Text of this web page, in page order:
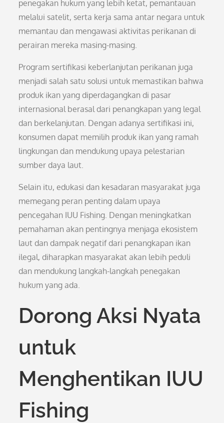
penegakan hukum yang lebih ketat, pemantauan
melalui satelit, serta kerja sama antar negara untuk
memantau dan mengawasi aktivitas perikanan di
perairan mereka masing-masing.
Program sertifikasi keberlanjutan perikanan juga
menjadi salah satu solusi untuk memastikan bahwa
produk ikan yang diperdagangkan di pasar
internasional berasal dari penangkapan yang legal
dan berkelanjutan. Dengan adanya sertifikasi ini,
konsumen dapat memilih produk ikan yang ramah
lingkungan dan mendukung upaya pelestarian
sumber daya laut.
Selain itu, edukasi dan kesadaran masyarakat juga
memegang peran penting dalam upaya
pencegahan IUU Fishing. Dengan meningkatkan
pemahaman akan pentingnya menjaga ekosistem
laut dan dampak negatif dari penangkapan ikan
ilegal, diharapkan masyarakat akan lebih peduli
dan mendukung langkah-langkah penegakan
hukum yang ada.
Dorong Aksi Nyata
untuk
Menghentikan IUU
Fishing